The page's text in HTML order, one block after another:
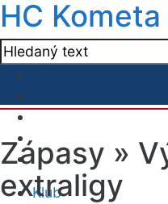
HC
Klub
Zápasy »
extraligy